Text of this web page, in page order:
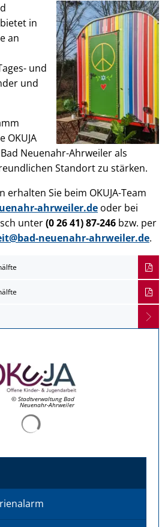
in
an
und
und
OKUJA
Neuenahr-Ahrweiler als
Standort zu stärken.
Sie beim OKUJA-Team
ahrweiler.de oder bei
unter(0 26 41) 87-246 bzw. per
neuenahr-ahrweiler.de.
© Stadtverwaltung Bad
Neuenahr-Ahrweiler